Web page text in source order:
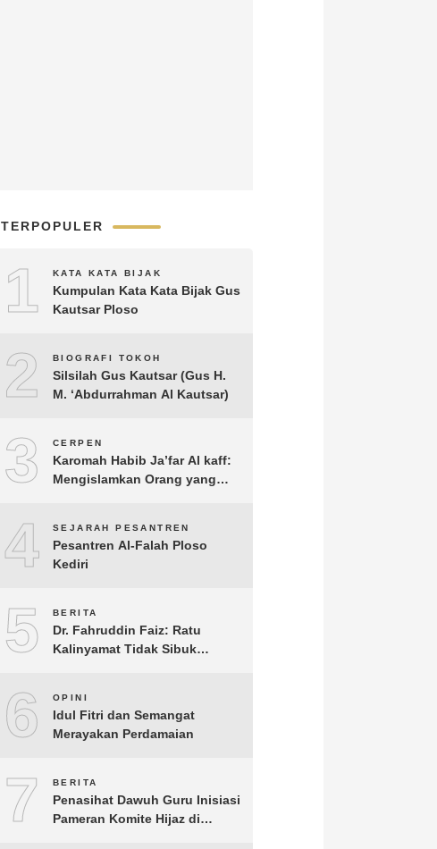
TERPOPULER
1 KATA KATA BIJAK
Kumpulan Kata Kata Bijak Gus
Kautsar Ploso
2 BIOGRAFI TOKOH
Silsilah Gus Kautsar (Gus H.
M. ‘Abdurrahman Al Kautsar)
3 CERPEN
Karomah Habib Ja’far Al kaff:
Mengislamkan Orang yang
4 SEJARAH PESANTREN
Pesantren Al-Falah Ploso
Kediri
5 BERITA
Dr. Fahruddin Faiz: Ratu
Kalinyamat Tidak Sibuk
Perekonomian Rakyatnya
6 OPINI
Idul Fitri dan Semangat
Merayakan Perdamaian
7 BERITA
Penasihat Dawuh Guru Inisiasi
Pameran Komite Hijaz di